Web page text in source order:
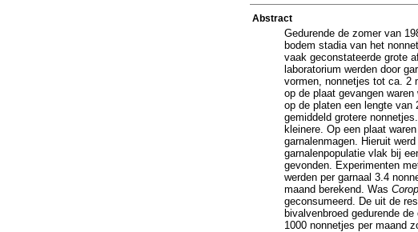
Abstract
Gedurende de zomer van
bodem stadia van het
vaak geconstateerde grote
laboratorium werden door
vormen, nonnetjes tot ca. 2
op de plaat gevangen
op de platen een lengte van
gemiddeld grotere
kleinere. Op een plaat
garnalenmagen. Hieruit
garnalenpopulatie vlak bij
gevonden. Experimenten
werden per garnaal 3.4
maand berekend. Was
geconsumeerd. De uit de
bivalvenbroed gedurende
1000 nonnetjes per maand